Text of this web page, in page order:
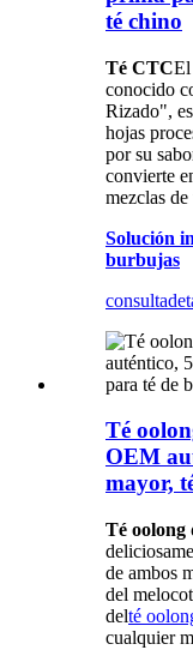
té chino
Té CTCEl
conocido
Rizado",
hojas
por su
convierte
mezclas de
Solución
burbujas
consulta
Té
OEM
mayor,
Té oolong
de ambos
del
delté
cualquier